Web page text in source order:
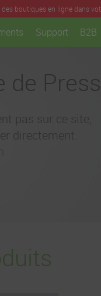
boutiques en ligne dans
Support B2B
de
pas sur ce site,
directement: